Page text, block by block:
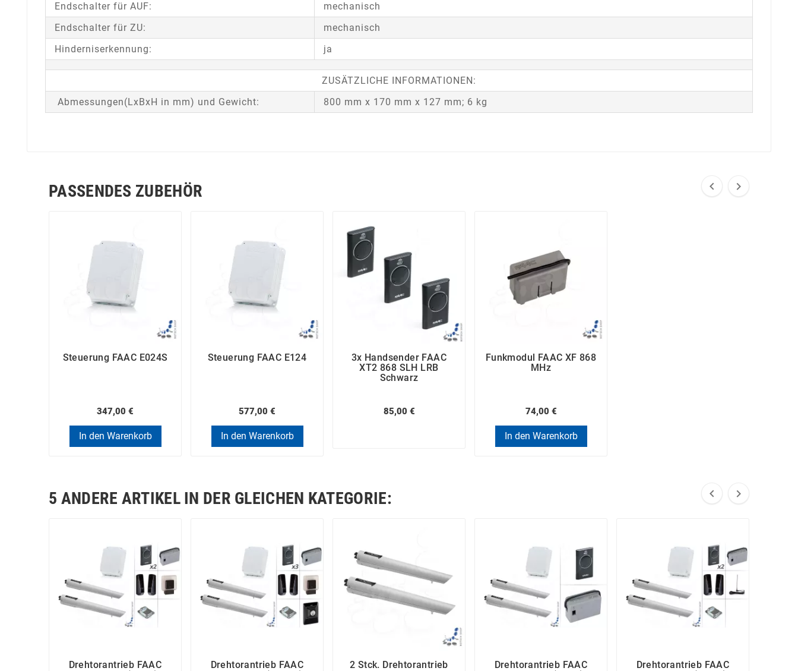
Endschalter für AUF:
mechanisch
Endschalter für ZU:
mechanisch
Hinderniserkennung:
ja
ZUSÄTZLICHE INFORMATIONEN:
Abmessungen(LxBxH in mm) und Gewicht:
800 mm x 170 mm x 127 mm; 6 kg
PASSENDES ZUBEHÖR  
Steuerung FAAC E024S
347,00 €
In den Warenkorb
Steuerung FAAC E124
577,00 €
In den Warenkorb
3x Handsender FAAC
XT2 868 SLH LRB
Schwarz
85,00 €
Funkmodul FAAC XF 868
MHz
74,00 €
In den Warenkorb
5 ANDERE ARTIKEL IN DER GLEICHEN KATEGORIE:  
Drehtorantrieb FAAC
Drehtorantrieb FAAC
2 Stck. Drehtorantrieb
Drehtorantrieb FAAC
Drehtorantrieb FAAC